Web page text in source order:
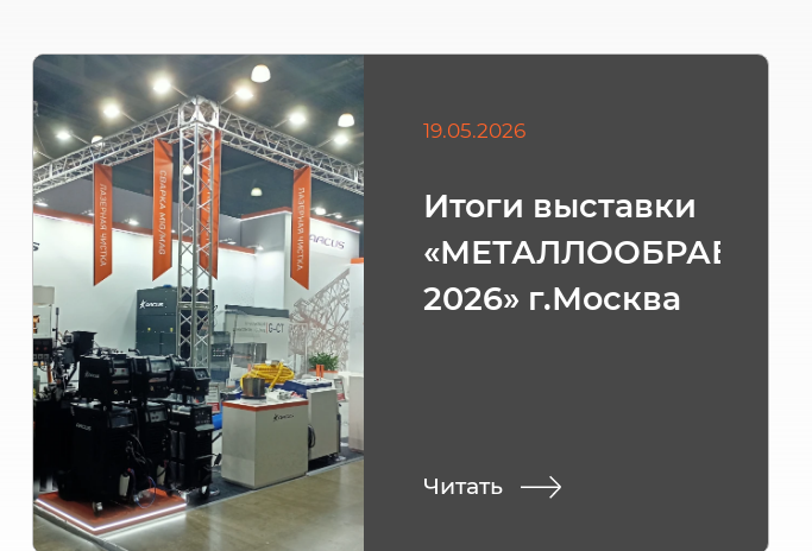
19.05.2026
Итоги выставки
«МЕТАЛЛООБРАБОТКА
2026» г.Москва
Читать